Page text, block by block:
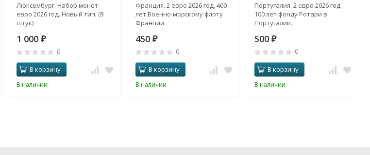
Люксембург. Набор монет
евро 2026 год. Новый тип. (8
штук)
1 000 ₽
0
В корзину
В наличии
Франция. 2 евро 2026 год. 400
лет Военно-морскому флоту
Франции.
450 ₽
0
В корзину
В наличии
Португалия. 2 евро 2026 год.
100 лет фонду Ротари в
Португалии.
500 ₽
0
В корзину
В наличии